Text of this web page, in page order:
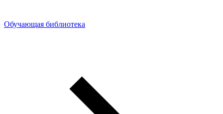
Обучающая библиотека